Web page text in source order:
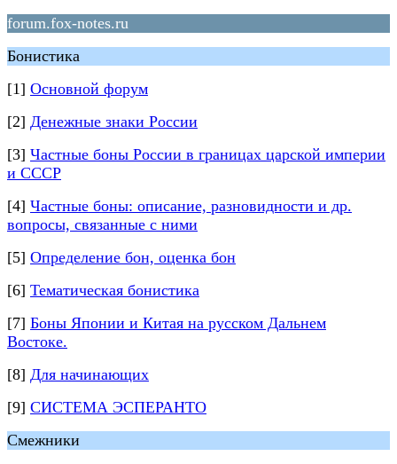
forum.fox-notes.ru
Бонистика
[1] Основной форум
[2] Денежные знаки России
[3] Частные боны России в границах царской империи
и СССР
[4] Частные боны: описание, разновидности и др.
вопросы, связанные с ними
[5] Определение бон, оценка бон
[6] Тематическая бонистика
[7] Боны Японии и Китая на русском Дальнем
Востоке.
[8] Для начинающих
[9] СИСТЕМА ЭСПЕРАНТО
Смежники